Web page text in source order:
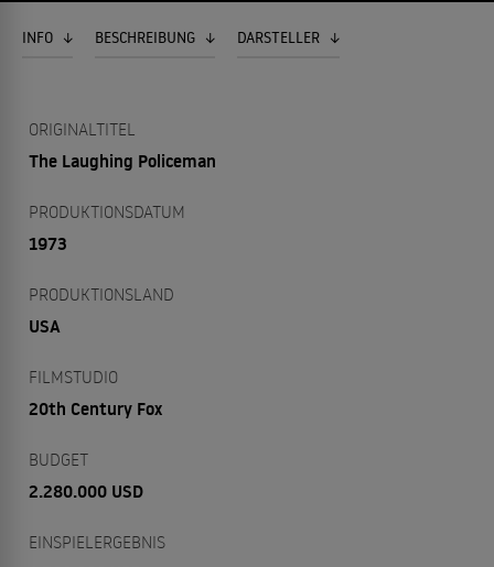
INFO BESCHREIBUNG DARSTELLER
ORIGINALTITEL
The Laughing Policeman
PRODUKTIONSDATUM
1973
PRODUKTIONSLAND
USA
FILMSTUDIO
20th Century Fox
BUDGET
2.280.000 USD
EINSPIELERGEBNIS